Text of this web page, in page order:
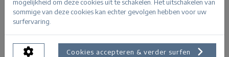
mogelijkheid om deze cookies uit te schakelen. Het uitschakelen van
sommige van deze cookies kan echter gevolgen hebben voor uw
surfervaring.
Cookies accepteren & verder surfen